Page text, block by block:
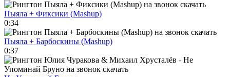
Пыяла + Фиксики (Mashup)
0:34
Пыяла + Барбоскины (Mashup)
0:37